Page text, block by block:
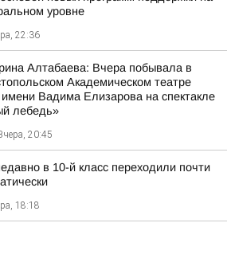
уровне
22:36
Алтабаева: Вчера побывала в
Академическом театре
имени Вадима Елизарова на спектакле
лебедь»
20:45
в 10-й класс переходили почти
18:18